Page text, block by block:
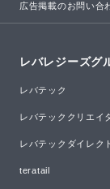
広告掲載のお問い合
レバレジーズグ
レバテック
レバテッククリエイ
レバテックダイレクト
teratail